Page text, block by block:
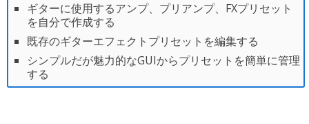
ギターに使用するアンプ、プリアンプ、FXプリセット
を自分で作成する
既存のギターエフェクトプリセットを編集する
シンプルだが魅力的なGUIからプリセットを簡単に管理
する